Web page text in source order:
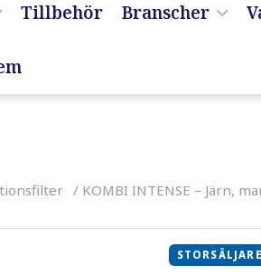
Tillbehör Branscher
/ KOMBI INTENSE – Järn,